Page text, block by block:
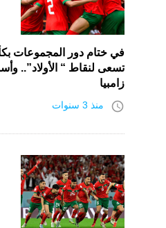
في ختام دور المجموعات
تسعى لنقاط “ الأولاد”..
زامبيا
access_time منذ 3 سنوات